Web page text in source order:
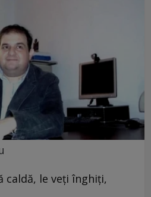
caldă, le veţi înghiţi,